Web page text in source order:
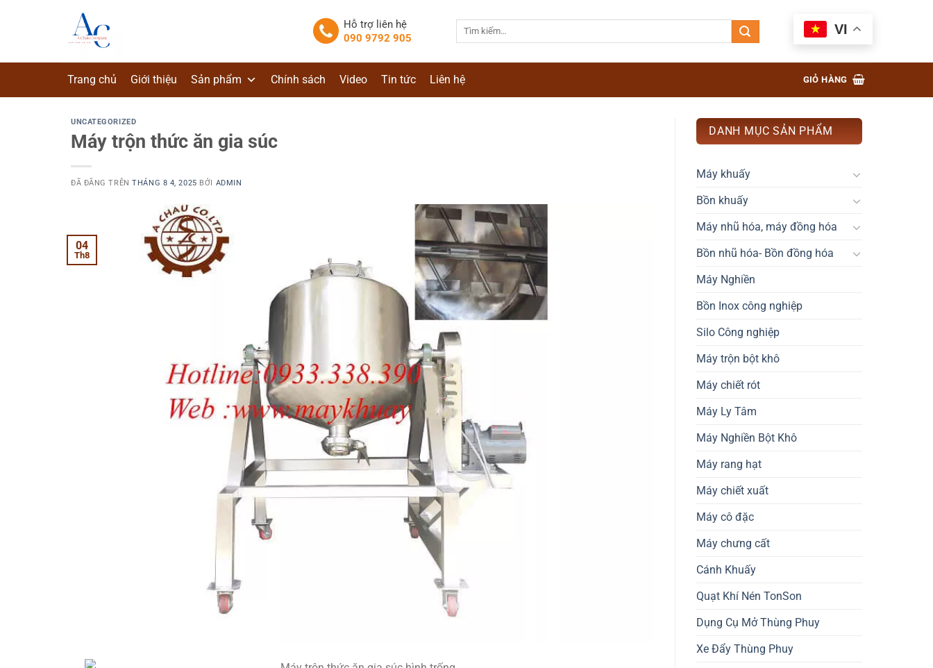
dung
Hỗ trợ liên hệ
090 9792 905
VI
Trang chủ Giới thiệu Sản phẩm Chính sách Video Tin tức Liên hệ GIỎ HÀNG
UNCATEGORIZED
Máy trộn thức ăn gia súc
ĐÃ ĐĂNG TRÊNTHÁNG 8 4, 2025 BỞI ADMIN
04
Th8
DANH MỤC SẢN PHẨM
Máy khuấy
Bồn khuấy
Máy nhũ hóa, máy đồng hóa
Bồn nhũ hóa- Bồn đồng hóa
Máy Nghiền
Bồn Inox công nghiệp
Silo Công nghiệp
Máy trộn bột khô
Máy chiết rót
Máy Ly Tâm
Máy Nghiền Bột Khô
Máy rang hạt
Máy chiết xuất
Máy cô đặc
Máy chưng cất
Cánh Khuấy
Quạt Khí Nén TonSon
Dụng Cụ Mở Thùng Phuy
Xe Đẩy Thùng Phuy